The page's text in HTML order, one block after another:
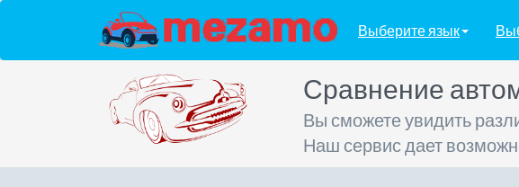
Выберите язык
Сравнение
Вы сможете увидить
Наш сервис дает